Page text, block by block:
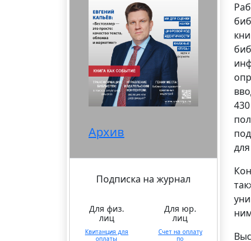
Архив
Подписка на журнал
Для физ.
лиц
Квитанция для
оплаты
Для юр.
лиц
Счет на оплату
по